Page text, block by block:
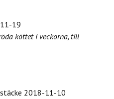
19
köttet i veckorna, till
2018-11-10